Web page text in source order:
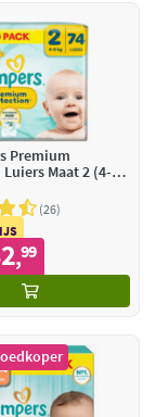
Premium
Maat 2 (4-8
26
,99